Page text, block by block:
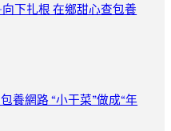
下扎根 在鄉甜心查包養
養網路 “小干菜”做成“年